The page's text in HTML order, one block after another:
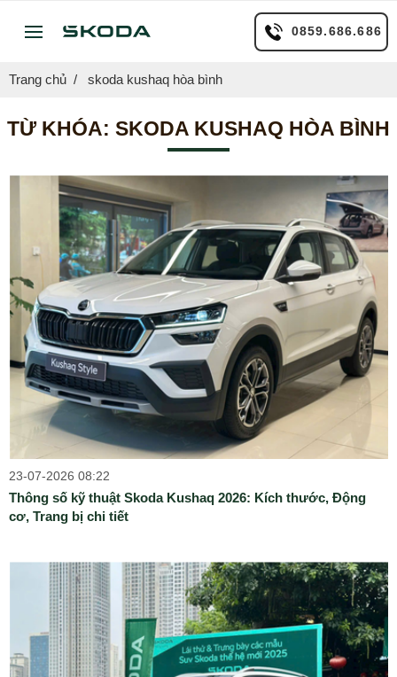
0859.686.686
Trang chủ skoda kushaq hòa bình
TỪ KHÓA: SKODA KUSHAQ HÒA BÌNH
23-07-2026 08:22
Thông số kỹ thuật Skoda Kushaq 2026: Kích thước, Động
cơ, Trang bị chi tiết